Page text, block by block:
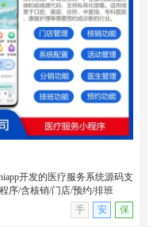
手系统 2.3.0 高级授权版 带
插件
无演示
开发的医疗服务系统源码支
序/含核销/门店/预约/排班
手
安 保